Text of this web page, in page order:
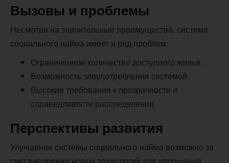
Вызовы и проблемы
Несмотря на значительные преимущества, система
социального найма имеет и ряд проблем:
Ограниченное количество доступного жилья.
Возможность злоупотребления системой.
Высокие требования к прозрачности и
справедливости распределения.
Перспективы развития
Улучшение системы социального найма возможно за